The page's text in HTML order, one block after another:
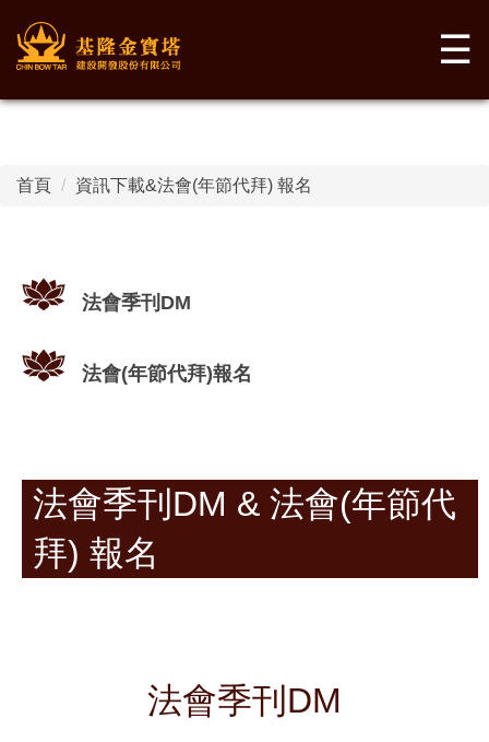
☰
首頁 資訊下載&法會(年節代拜) 報名
法會季刊DM
法會(年節代拜)報名
法會季刊DM & 法會(年節代
拜) 報名
法會季刊DM